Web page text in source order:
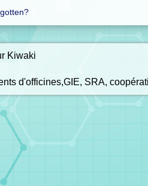
Kiwaki
d'officines,GIE, SRA,